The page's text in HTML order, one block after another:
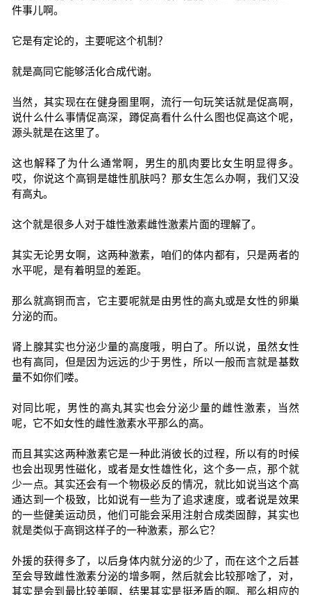
件事儿啊。
它是有定论的，主要呢这个机制？
就是高同它能够活化合成代谢。
当然，其实现在在健身圈里啊，流行一句玩笑话就是促高啊，
说什么什么事情促高深，蹲促高看什么什么图也促高这个呢，
源头就是在这里了。
这也解释了为什么通常啊，男生的肌肉要比女生明显得多。
哎，你说这个高铜是雄性肌肤吗？那女生怎么办啊，我们又没
有高丸。
这个就是很多人对于雄性激素雌性激素片面的理解了。
其实无论男女啊，这两种激素，咱们的体内都有，只是两者的
水平呢，是有着明显的差距。
那么就高铜而言，它主要呢就是由男性的高丸或是女性的卵巢
分泌的而。
肾上腺其实也分泌少量的高度哦，明白了。所以说，虽然女性
也有高同，但是因为远远的少于男性，所以一般而言就是基数
量不如你们喽。
对同比呢，男性的高丸其实也会分泌少量的雌性激素，当然
呢，它不如女性的雌性激素水平那么的高。
而且其实这两种激素它是一种此消彼长的过程，所以有的时候
也会出现男性磁化，或者是女性雄性化，这个多一点，那个就
少一点。其实还会有一个物极必反的情况，就比如说当这个高
通达到一个极致，比如说有一些为了追求速度，或者说是效果
的一些健美运动员，他们可能会采用注射合成类固醇，其实也
就是类似于高铜这样子的一种激素，那么它？
外援的获得多了，以后身体内就分泌的少了，而在这个之后甚
至会导致雌性激素分泌的增多啊，然后就会比较那啥了，对，
其实是会到最比较美啊，结果其实是挺矛盾的啊。那么相应的